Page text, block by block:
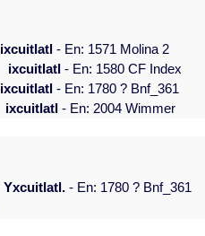
ixcuitlatl- En: 1571 Molina 2
ixcuitlatl- En: 1580 CF Index
ixcuitlatl- En: 1780 ? Bnf_361
ixcuitlatl- En: 2004 Wimmer
Yxcuitlatl. - En: 1780 ? Bnf_361